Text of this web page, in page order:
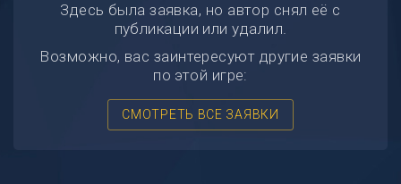
Здесь была заявка, но автор снял её с
публикации или удалил.
Возможно, вас заинтересуют другие заявки
по этой игре:
СМОТРЕТЬ ВСЕ ЗАЯВКИ